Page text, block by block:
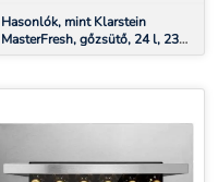
Hasonlók, mint Klarstein
MasterFresh, gőzsütő, 24 l, 230
° C, érintőképernyős